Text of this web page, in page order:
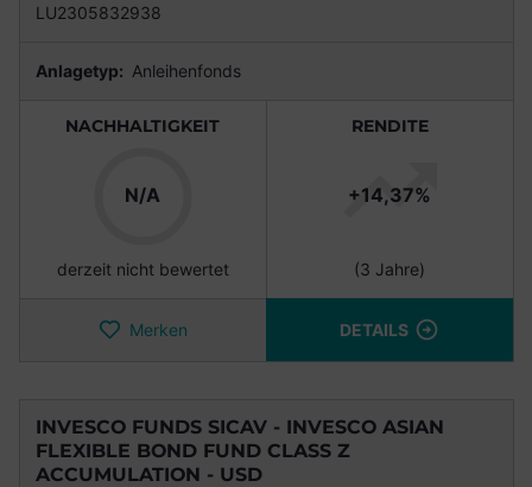
LU2305832938
Anlagetyp: Anleihenfonds
NACHHALTIGKEIT
N/A
derzeit nicht bewertet
RENDITE
+14,37%
(3 Jahre)
Merken DETAILS
INVESCO FUNDS SICAV - INVESCO ASIAN
FLEXIBLE BOND FUND CLASS Z
ACCUMULATION - USD